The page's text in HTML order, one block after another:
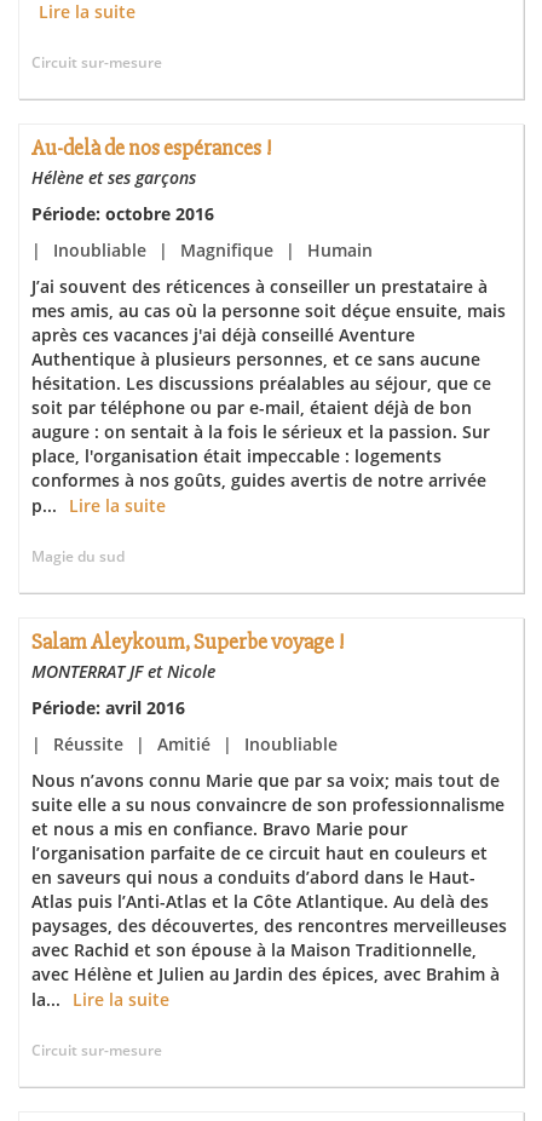
Lire la suite
Circuit sur-mesure
Au-delà de nos espérances !
Hélène et ses garçons
Période: octobre 2016
|
Inoubliable | Magnifique |
Humain
J’ai souvent des réticences à conseiller un prestataire à
mes amis, au cas où la personne soit déçue ensuite, mais
après ces vacances j'ai déjà conseillé Aventure
Authentique à plusieurs personnes, et ce sans aucune
hésitation. Les discussions préalables au séjour, que ce
soit par téléphone ou par e-mail, étaient déjà de bon
augure : on sentait à la fois le sérieux et la passion. Sur
place, l'organisation était impeccable : logements
conformes à nos goûts, guides avertis de notre arrivée
p...
Lire la suite
Magie du sud
Salam Aleykoum, Superbe voyage !
MONTERRAT JF et Nicole
Période: avril 2016
|
Réussite | Amitié |
Inoubliable
Nous n’avons connu Marie que par sa voix; mais tout de
suite elle a su nous convaincre de son professionnalisme
et nous a mis en confiance. Bravo Marie pour
l’organisation parfaite de ce circuit haut en couleurs et
en saveurs qui nous a conduits d’abord dans le Haut-
Atlas puis l’Anti-Atlas et la Côte Atlantique. Au delà des
paysages, des découvertes, des rencontres merveilleuses
avec Rachid et son épouse à la Maison Traditionnelle,
avec Hélène et Julien au Jardin des épices, avec Brahim à
la...
Lire la suite
Circuit sur-mesure